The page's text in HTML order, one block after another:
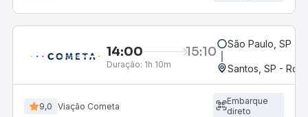
14:00 15:10
Duração: 1h 10m
São Paulo, SP -
Santos, SP -
9,0 Viação Cometa
Embarque
direto